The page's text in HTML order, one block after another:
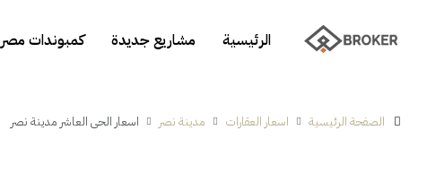
الرئيسية مشاريع جديدة كمبوندات مصر
الصفحة الرئيسية اسعار العقارات مدينة نصر اسعار الحى العاشر مدينة نصر